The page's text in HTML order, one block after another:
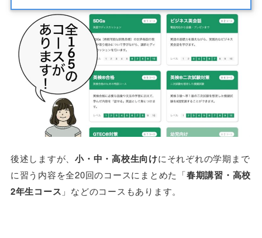
後述しますが、小・中・高校生向けにそれぞれの学期まで
に習う内容を全20回のコースにまとめた「春期講習・高校
2年生コース 」などのコースもあります。